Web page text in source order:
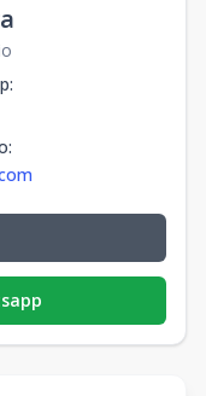
:
: